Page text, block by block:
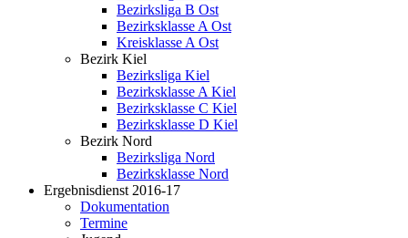
Bezirksliga B Ost
Bezirksklasse A Ost
Kreisklasse A Ost
Bezirk Kiel
Bezirksliga Kiel
Bezirksklasse A Kiel
Bezirksklasse C Kiel
Bezirksklasse D Kiel
Bezirk Nord
Bezirksliga Nord
Bezirksklasse Nord
Ergebnisdienst 2016-17
Dokumentation
Termine